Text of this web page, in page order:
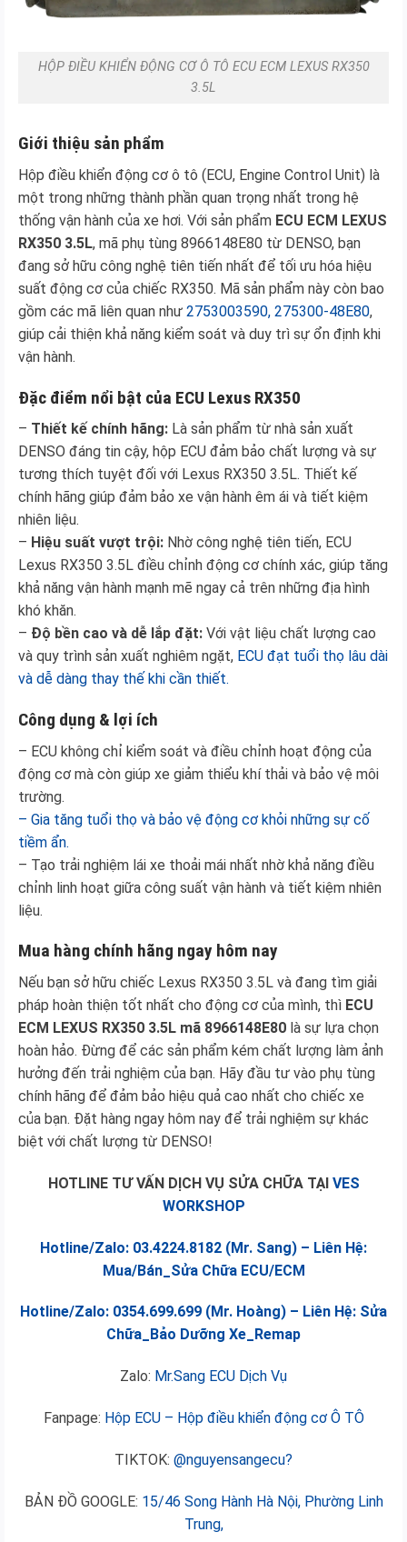
HỘP ĐIỀU KHIỂN ĐỘNG CƠ Ô TÔ ECU ECM LEXUS RX350
3.5L
Giới thiệu sản phẩm
Hộp điều khiển động cơ ô tô (ECU, Engine Control Unit) là
một trong những thành phần quan trọng nhất trong hệ
thống vận hành của xe hơi. Với sản phẩm ECU ECM LEXUS
RX350 3.5L, mã phụ tùng 8966148E80 từ DENSO, bạn
đang sở hữu công nghệ tiên tiến nhất để tối ưu hóa hiệu
suất động cơ của chiếc RX350. Mã sản phẩm này còn bao
gồm các mã liên quan như 2753003590, 275300-48E80,
giúp cải thiện khả năng kiểm soát và duy trì sự ổn định khi
vận hành.
Đặc điểm nổi bật của ECU Lexus RX350
– Thiết kế chính hãng: Là sản phẩm từ nhà sản xuất
DENSO đáng tin cậy, hộp ECU đảm bảo chất lượng và sự
tương thích tuyệt đối với Lexus RX350 3.5L. Thiết kế
chính hãng giúp đảm bảo xe vận hành êm ái và tiết kiệm
nhiên liệu.
– Hiệu suất vượt trội: Nhờ công nghệ tiên tiến, ECU
Lexus RX350 3.5L điều chỉnh động cơ chính xác, giúp tăng
khả năng vận hành mạnh mẽ ngay cả trên những địa hình
khó khăn.
– Độ bền cao và dễ lắp đặt: Với vật liệu chất lượng cao
và quy trình sản xuất nghiêm ngặt, ECU đạt tuổi thọ lâu dài
và dễ dàng thay thế khi cần thiết.
Công dụng & lợi ích
– ECU không chỉ kiểm soát và điều chỉnh hoạt động của
động cơ mà còn giúp xe giảm thiểu khí thải và bảo vệ môi
trường.
– Gia tăng tuổi thọ và bảo vệ động cơ khỏi những sự cố
tiềm ẩn.
– Tạo trải nghiệm lái xe thoải mái nhất nhờ khả năng điều
chỉnh linh hoạt giữa công suất vận hành và tiết kiệm nhiên
liệu.
Mua hàng chính hãng ngay hôm nay
Nếu bạn sở hữu chiếc Lexus RX350 3.5L và đang tìm giải
pháp hoàn thiện tốt nhất cho động cơ của mình, thì ECU
ECM LEXUS RX350 3.5L mã 8966148E80 là sự lựa chọn
hoàn hảo. Đừng để các sản phẩm kém chất lượng làm ảnh
hưởng đến trải nghiệm của bạn. Hãy đầu tư vào phụ tùng
chính hãng để đảm bảo hiệu quả cao nhất cho chiếc xe
của bạn. Đặt hàng ngay hôm nay để trải nghiệm sự khác
biệt với chất lượng từ DENSO!
HOTLINE TƯ VẤN DỊCH VỤ SỬA CHỮA TẠI VES
WORKSHOP
Hotline/Zalo: 03.4224.8182 (Mr. Sang) – Liên Hệ:
Mua/Bán_Sửa Chữa ECU/ECM
Hotline/Zalo: 0354.699.699 (Mr. Hoàng) – Liên Hệ: Sửa
Chữa_Bảo Dưỡng Xe_Remap
Zalo: Mr.Sang ECU Dịch Vụ
Fanpage: Hộp ECU – Hộp điều khiển động cơ Ô TÔ
TIKTOK: @nguyensangecu?
BẢN ĐỒ GOOGLE: 15/46 Song Hành Hà Nội, Phường Linh
Trung,